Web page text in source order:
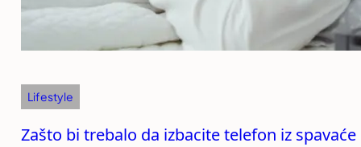
Lifestyle
Zašto bi trebalo da izbacite telefon iz